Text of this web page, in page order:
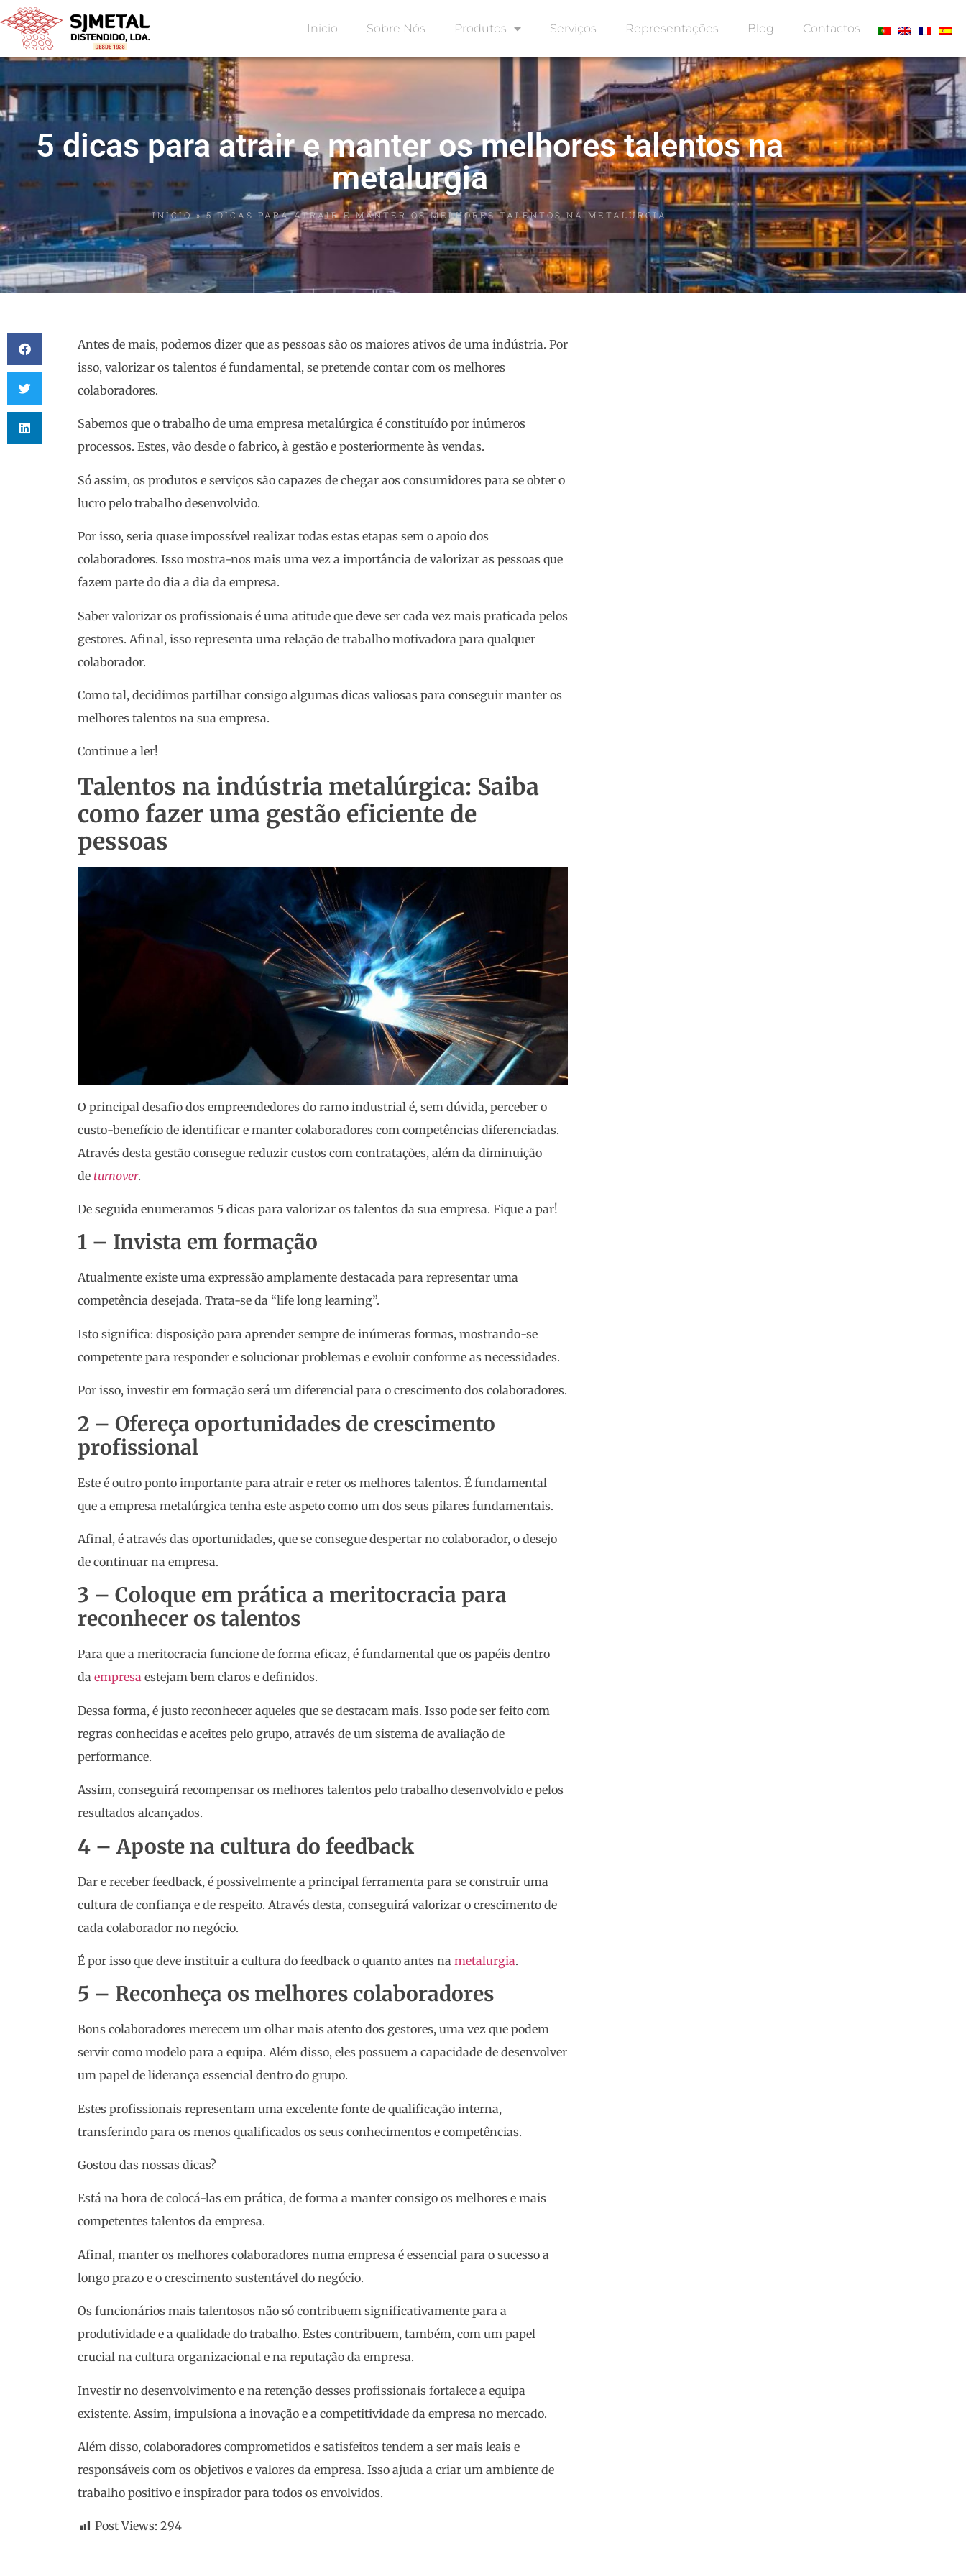
Inicio Sobre Nós Produtos Serviços Representações Blog Contactos
5 dicas para atrair e manter os melhores talentos na
metalurgia
INÍCIO»5 DICAS PARA ATRAIR E MANTER OS MELHORES TALENTOS NA METALURGIA
Antes de mais, podemos dizer que as pessoas são os maiores ativos de uma indústria. Por
isso, valorizar os talentos é fundamental, se pretende contar com os melhores
colaboradores.
Sabemos que o trabalho de uma empresa metalúrgica é constituído por inúmeros
processos. Estes, vão desde o fabrico, à gestão e posteriormente às vendas.
Só assim, os produtos e serviços são capazes de chegar aos consumidores para se obter o
lucro pelo trabalho desenvolvido.
Por isso, seria quase impossível realizar todas estas etapas sem o apoio dos
colaboradores. Isso mostra-nos mais uma vez a importância de valorizar as pessoas que
fazem parte do dia a dia da empresa.
Saber valorizar os profissionais é uma atitude que deve ser cada vez mais praticada pelos
gestores. Afinal, isso representa uma relação de trabalho motivadora para qualquer
colaborador.
Como tal, decidimos partilhar consigo algumas dicas valiosas para conseguir manter os
melhores talentos na sua empresa.
Continue a ler!
Talentos na indústria metalúrgica: Saiba
como fazer uma gestão eficiente de
pessoas
O principal desafio dos empreendedores do ramo industrial é, sem dúvida, perceber o
custo-benefício de identificar e manter colaboradores com competências diferenciadas.
Através desta gestão consegue reduzir custos com contratações, além da diminuição
de turnover.
De seguida enumeramos 5 dicas para valorizar os talentos da sua empresa. Fique a par!
1 – Invista em formação
Atualmente existe uma expressão amplamente destacada para representar uma
competência desejada. Trata-se da “life long learning”.
Isto significa: disposição para aprender sempre de inúmeras formas, mostrando-se
competente para responder e solucionar problemas e evoluir conforme as necessidades.
Por isso, investir em formação será um diferencial para o crescimento dos colaboradores.
2 – Ofereça oportunidades de crescimento
profissional
Este é outro ponto importante para atrair e reter os melhores talentos. É fundamental
que a empresa metalúrgica tenha este aspeto como um dos seus pilares fundamentais.
Afinal, é através das oportunidades, que se consegue despertar no colaborador, o desejo
de continuar na empresa.
3 – Coloque em prática a meritocracia para
reconhecer os talentos
Para que a meritocracia funcione de forma eficaz, é fundamental que os papéis dentro
da empresa estejam bem claros e definidos.
Dessa forma, é justo reconhecer aqueles que se destacam mais. Isso pode ser feito com
regras conhecidas e aceites pelo grupo, através de um sistema de avaliação de
performance.
Assim, conseguirá recompensar os melhores talentos pelo trabalho desenvolvido e pelos
resultados alcançados.
4 – Aposte na cultura do feedback
Dar e receber feedback, é possivelmente a principal ferramenta para se construir uma
cultura de confiança e de respeito. Através desta, conseguirá valorizar o crescimento de
cada colaborador no negócio.
É por isso que deve instituir a cultura do feedback o quanto antes na metalurgia.
5 – Reconheça os melhores colaboradores
Bons colaboradores merecem um olhar mais atento dos gestores, uma vez que podem
servir como modelo para a equipa. Além disso, eles possuem a capacidade de desenvolver
um papel de liderança essencial dentro do grupo.
Estes profissionais representam uma excelente fonte de qualificação interna,
transferindo para os menos qualificados os seus conhecimentos e competências.
Gostou das nossas dicas?
Está na hora de colocá-las em prática, de forma a manter consigo os melhores e mais
competentes talentos da empresa.
Afinal, manter os melhores colaboradores numa empresa é essencial para o sucesso a
longo prazo e o crescimento sustentável do negócio.
Os funcionários mais talentosos não só contribuem significativamente para a
produtividade e a qualidade do trabalho. Estes contribuem, também, com um papel
crucial na cultura organizacional e na reputação da empresa.
Investir no desenvolvimento e na retenção desses profissionais fortalece a equipa
existente. Assim, impulsiona a inovação e a competitividade da empresa no mercado.
Além disso, colaboradores comprometidos e satisfeitos tendem a ser mais leais e
responsáveis com os objetivos e valores da empresa. Isso ajuda a criar um ambiente de
trabalho positivo e inspirador para todos os envolvidos.
Post Views: 294